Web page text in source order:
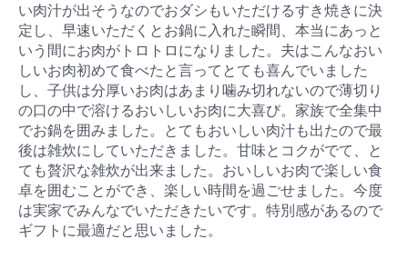
い肉汁が出そうなのでおダシもいただけるすき焼きに決
定し、早速いただくとお鍋に入れた瞬間、本当にあっと
いう間にお肉がトロトロになりました。夫はこんなおい
しいお肉初めて食べたと言ってとても喜んでいました
し、子供は分厚いお肉はあまり噛み切れないので薄切り
の口の中で溶けるおいしいお肉に大喜び。家族で全集中
でお鍋を囲みました。とてもおいしい肉汁も出たので最
後は雑炊にしていただきました。甘味とコクがでて、と
ても贅沢な雑炊が出来ました。おいしいお肉で楽しい食
卓を囲むことができ、楽しい時間を過ごせました。今度
は実家でみんなでいただきたいです。特別感があるので
ギフトに最適だと思いました。